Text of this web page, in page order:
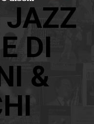
JAZZ
DI
&